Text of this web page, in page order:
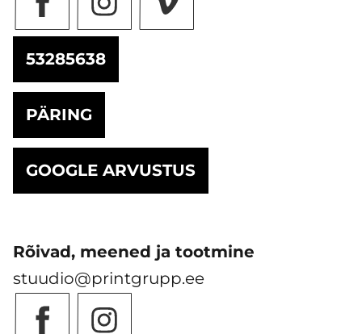
53285638
PÄRING
GOOGLE ARVUSTUS
Rõivad, meened ja tootmine
stuudio@printgrupp.ee